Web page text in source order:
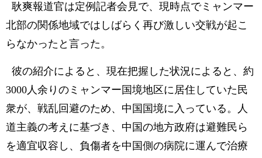
耿爽報道官は定例記者会見で、現時点でミャンマー
北部の関係地域ではしばらく再び激しい交戦が起こ
らなかったと言った。
彼の紹介によると、現在把握した状況によると、約
3000人余りのミャンマー国境地区に居住していた民
衆が、戦乱回避のため、中国国境に入っている。人
道主義の考えに基づき、中国の地方政府は避難民ら
を適宜収容し、負傷者を中国側の病院に運んで治療